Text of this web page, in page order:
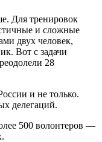
Для тренировок
и сложные
двух человек,
Вот с задачи
28
и не только.
делегаций.
500 волонтеров —